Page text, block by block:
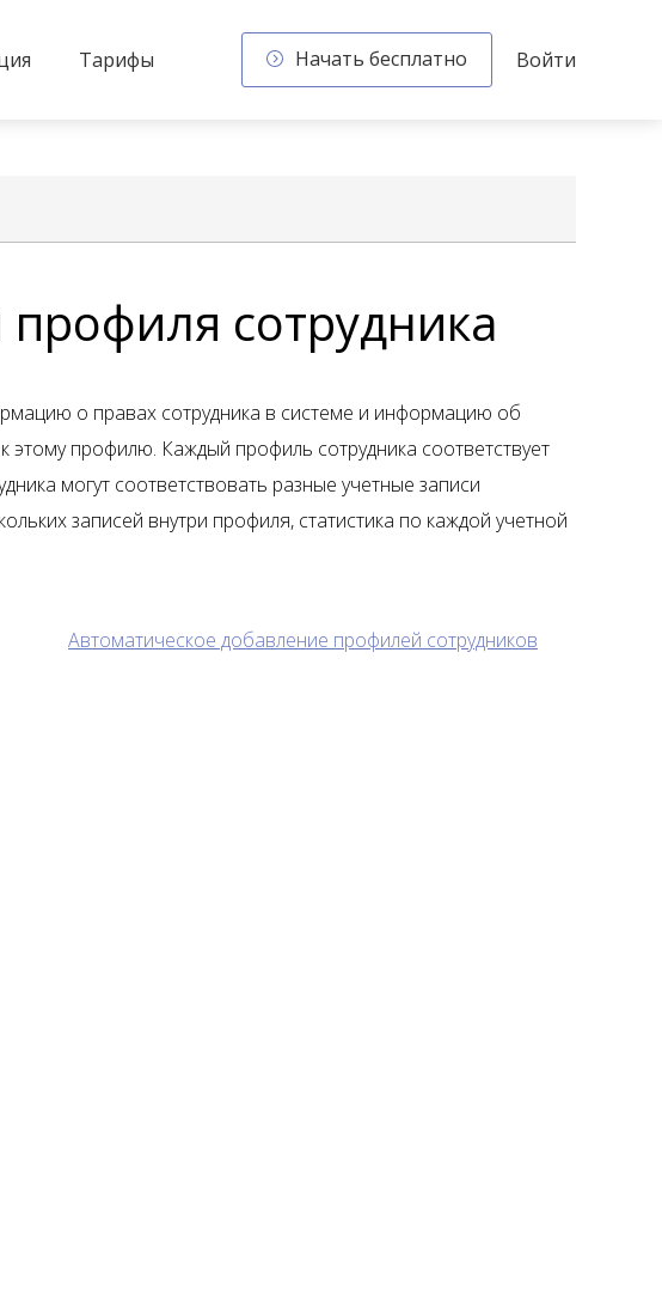
Тарифы Начать бесплатно Войти
сотрудника
о правах сотрудника в системе и информацию об
этому профилю. Каждый профиль сотрудника соответствует
могут соответствовать разные учетные записи
записей внутри профиля, статистика по каждой учетной
Автоматическое добавление профилей сотрудников